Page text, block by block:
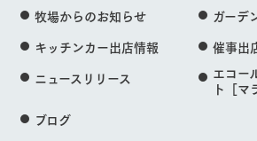
牧場からのお知らせ
ガーデ
キッチンカー出店情報
催事出
ニュースリリース
エコー
ト［マ
ブログ